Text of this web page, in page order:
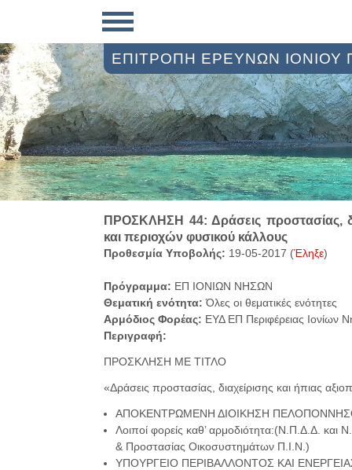
ΕΠΙΤΡΟΠΗ ΕΡΕΥΝΩΝ ΙΟΝΙΟΥ
ΠΡΟΣΚΛΗΣΗ 44: Δράσεις προστασίας,
και περιοχών φυσικού κάλλους
Προθεσμία Υποβολής: 19-05-2017 (Έληξε)
Πρόγραμμα: ΕΠ ΙΟΝΙΩΝ ΝΗΣΩΝ
Θεματική ενότητα: Όλες οι θεματικές ενότητες
Αρμόδιος Φορέας: ΕΥΔ ΕΠ Περιφέρειας Ιονίων
Περιγραφή:
ΠΡΟΣΚΛΗΣΗ ΜΕ ΤΙΤΛΟ
«Δράσεις προστασίας, διαχείρισης και ήπιας
ΑΠΟΚΕΝΤΡΩΜΕΝΗ ΔΙΟΙΚΗΣΗ
Λοιποί φορείς καθ’ αρμοδιότητα:(Ν.Π.Δ.Δ. και
& Προστασίας Οικοσυστημάτων Π.Ι.Ν.)
ΥΠΟΥΡΓΕΙΟ ΠΕΡΙΒΑΛΛΟΝΤΟΣ ΚΑΙ